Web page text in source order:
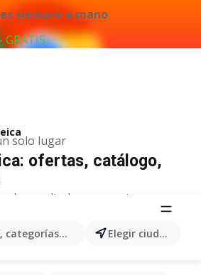
siempre a mano
solo lugar
categorías, productos... Elegir ciudad
ofertas, catálogo,
resultados para este
en oferta - ¿Dónde